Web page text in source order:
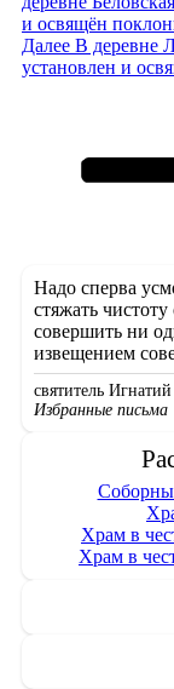
и освящён
Следующая
запись
Далее В деревне
установлен и
Надо сперва
стяжать
совершить ни
извещением
святитель
Избранные письма
Храм в
Храм в